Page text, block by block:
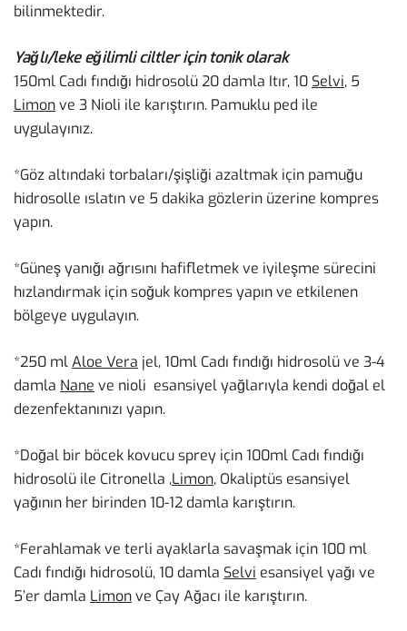
bilinmektedir.
Yağlı/leke eğilimli ciltler için tonik olarak
150ml Cadı fındığı hidrosolü 20 damla Itır, 10 Selvi, 5
Limonve 3 Nioli ile karıştırın. Pamuklu ped ile
uygulayınız.
*Göz altındaki torbaları/şişliği azaltmak için pamuğu
hidrosolle ıslatın ve 5 dakika gözlerin üzerine kompres
yapın.
*Güneş yanığı ağrısını hafifletmek ve iyileşme sürecini
hızlandırmak için soğuk kompres yapın ve etkilenen
bölgeye uygulayın.
*250 mlAloe Vera jel, 10ml Cadı fındığı hidrosolü ve 3-4
damla Nane ve nioli esansiyel yağlarıyla kendi doğal el
dezenfektanınızı yapın.
*Doğal bir böcek kovucu sprey için 100ml Cadı fındığı
hidrosolü ile Citronella ,Limon, Okaliptüs esansiyel
yağının her birinden 10-12 damla karıştırın.
*Ferahlamak ve terli ayaklarla savaşmak için 100 ml
Cadı fındığı hidrosolü, 10 damla Selvi esansiyel yağı ve
5’er damla Limonve Çay Ağacı ile karıştırın.